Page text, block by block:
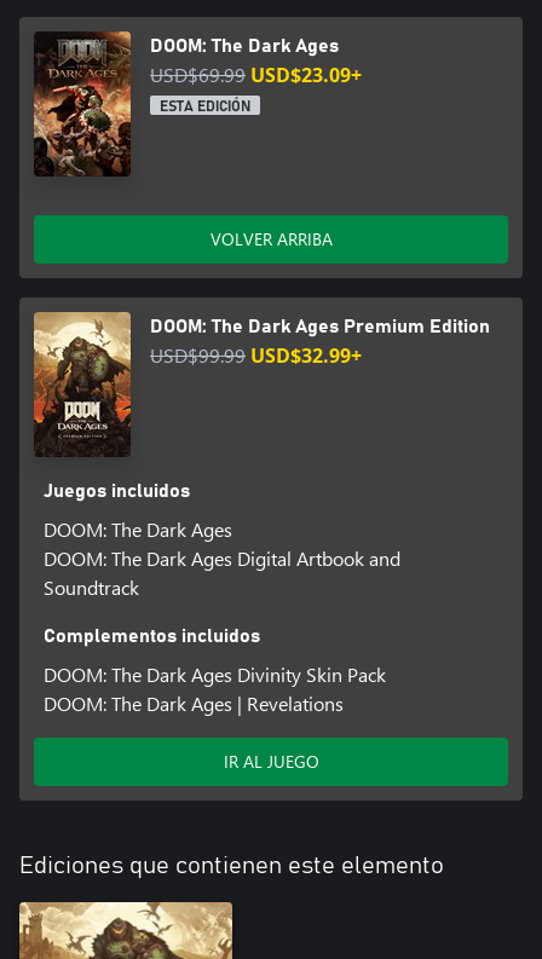
DOOM: The Dark Ages
USD$69.99 USD$23.09+
ESTA EDICIÓN
VOLVER ARRIBA
DOOM: The Dark Ages Premium Edition
USD$99.99 USD$32.99+
Juegos incluidos
DOOM: The Dark Ages
DOOM: The Dark Ages Digital Artbook and
Soundtrack
Complementos incluidos
DOOM: The Dark Ages Divinity Skin Pack
DOOM: The Dark Ages | Revelations
IR AL JUEGO
Ediciones que contienen este elemento